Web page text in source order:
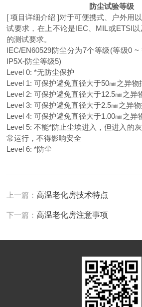
防尘试验等级
[ 项目详细介绍 ]对于可便携式、户外用
试要求，在上不论是IEC、MIL或ETSI
的测试要求。
IEC/EN60529防尘分为7个等级(等级0
IP5X-防尘等级5)
Level 0: *无防尘保护
Level 1: 可保护避免直径大于50㎜之异物
Level 2: 可保护避免直径大于12.5㎜之异
Level 3: 可保护避免直径大于2.5㎜之异
Level 4: 可保护避免直径大于1.00㎜之异
Level 5: 不能*防止尘埃进入，但进入的
常运行，不得影响安全
Level 6: *防尘
上一篇：高温老化房技术特点
下一篇：高温老化房注意事项